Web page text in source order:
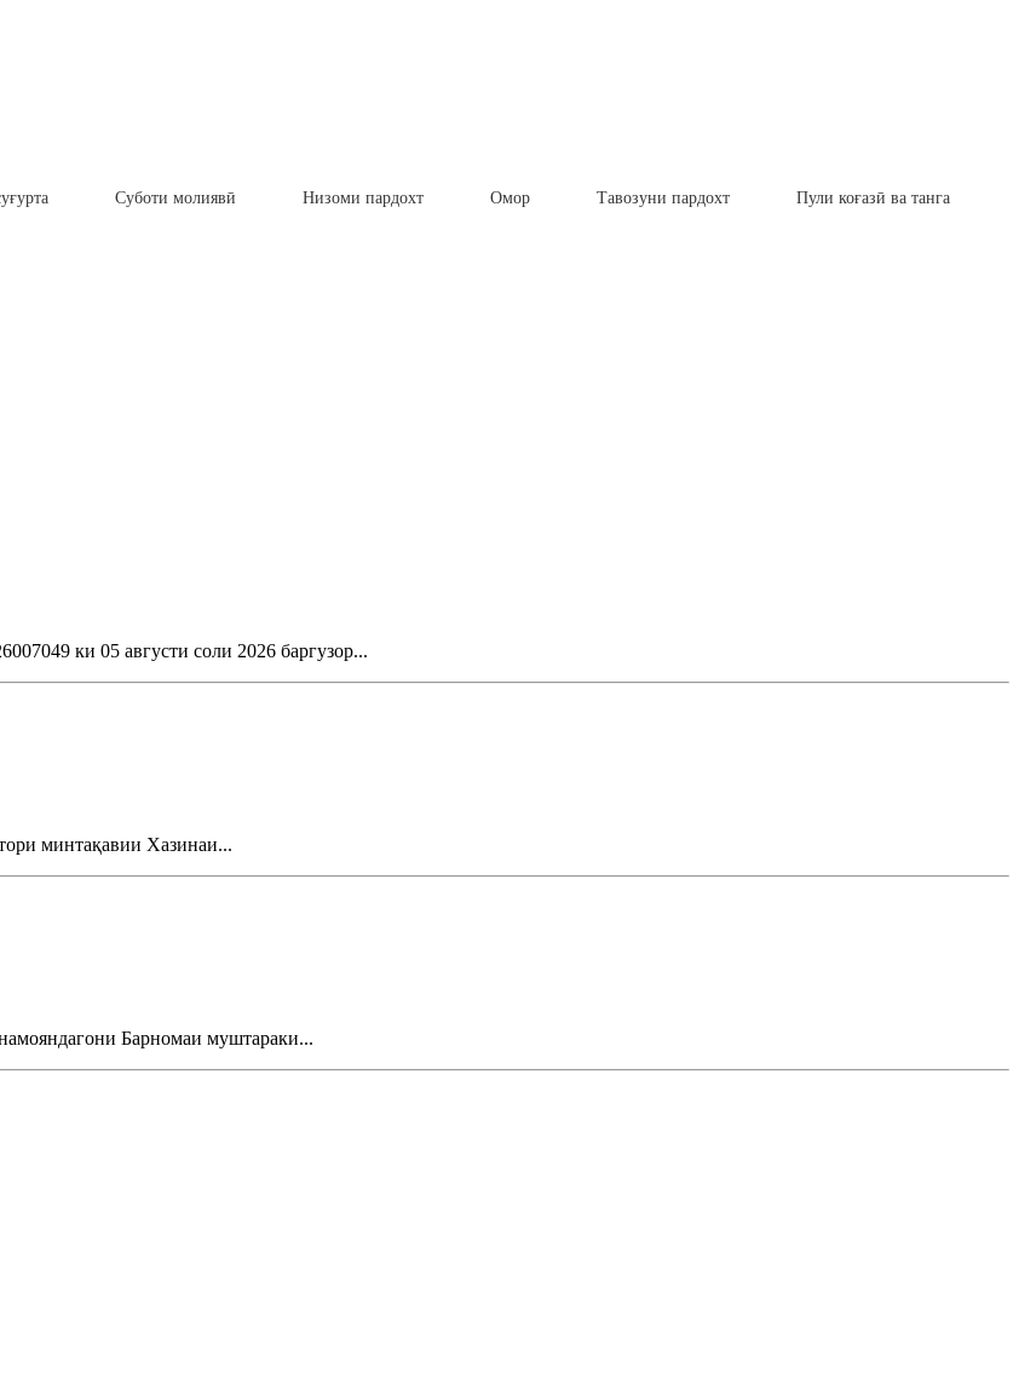
Суботи молиявӣ Низоми пардохт Омор Тавозуни пардохт Пули коғазӣ ва танга
ки 05 августи соли 2026 баргузор...
минтақавии Хазинаи...
Барномаи муштараки...